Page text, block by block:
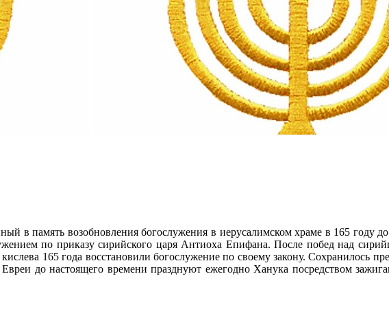
в память возобновления богослужения в иерусалимском храме в 165 году
по приказу сирийского царя Антиоха Епифана. После побед над
165 года восстановили богослужение по своему закону. Сохранилось
до настоящего времени празднуют ежегодно Ханука посредством